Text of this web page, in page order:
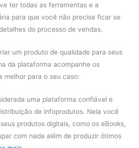
ter todas as ferramentas e a
para que você não precise ficar se
do processo de vendas.
um produto de qualidade para seus
da plataforma acompanhe os
melhor para o seu caso:
uma plataforma confiável e
de infoprodutos. Nela você
produtos digitais, como os eBooks,
com nada além de produzir ótimos